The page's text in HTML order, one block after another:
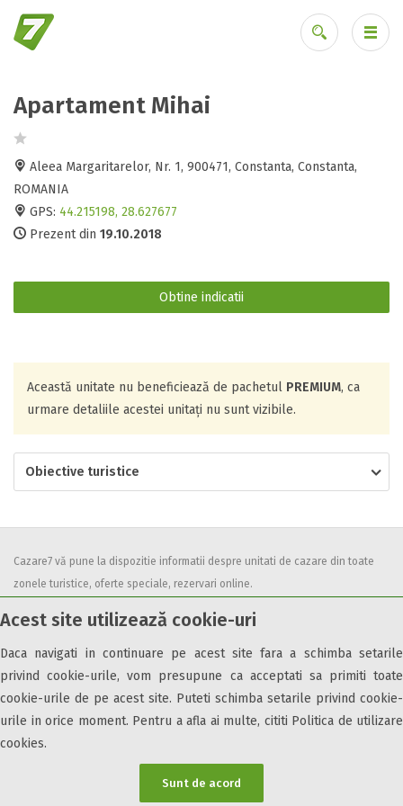
Acest site utilizează cookie-uri
Daca navigati in continuare pe acest site fara a schimba setarile
privind cookie-urile, vom presupune ca acceptati sa primiti toate
cookie-urile de pe acest site. Puteti schimba setarile privind cookie-
urile in orice moment. Pentru a afla ai multe, cititi Politica de utilizare
cookies.
Sunt de acord
Apartament Mihai
Aleea Margaritarelor, Nr. 1, 900471, Constanta, Constanta,
ROMANIA
GPS: 44.215198, 28.627677
Prezent din 19.10.2018
Obtine indicatii
Această unitate nu beneficiează de pachetul PREMIUM, ca
urmare detaliile acestei unitați nu sunt vizibile.
Obiective turistice
Cazare7 vă pune la dispozitie informatii despre unitati de cazare din toate
zonele turistice, oferte speciale, rezervari online.
condițiile de utilizare.
Informații utile Parteneri Cazare7